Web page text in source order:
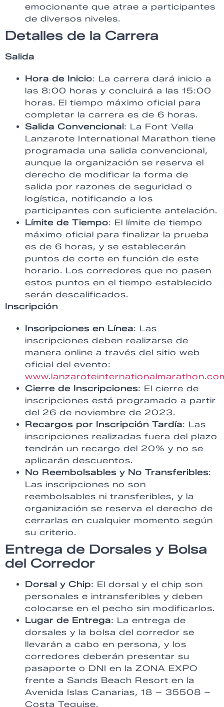
emocionante que atrae a participantes
de diversos niveles.
Detalles de la Carrera
Salida
Hora de Inicio: La carrera dará inicio a
las 8:00 horas y concluirá a las 15:00
horas. El tiempo máximo oficial para
completar la carrera es de 6 horas.
Salida Convencional: La Font Vella
Lanzarote International Marathon tiene
programada una salida convencional,
aunque la organización se reserva el
derecho de modificar la forma de
salida por razones de seguridad o
logística, notificando a los
participantes con suficiente antelación.
Límite de Tiempo: El límite de tiempo
máximo oficial para finalizar la prueba
es de 6 horas, y se establecerán
puntos de corte en función de este
horario. Los corredores que no pasen
estos puntos en el tiempo establecido
serán descalificados.
Inscripción
Inscripciones en Línea: Las
inscripciones deben realizarse de
manera online a través del sitio web
oficial del evento:
Cierre de Inscripciones: El cierre de
inscripciones está programado a partir
del 26 de noviembre de 2023.
Recargos por Inscripción Tardía: Las
inscripciones realizadas fuera del plazo
tendrán un recargo del 20% y no se
aplicarán descuentos.
No Reembolsables y No Transferibles:
Las inscripciones no son
reembolsables ni transferibles, y la
organización se reserva el derecho de
cerrarlas en cualquier momento según
su criterio.
Entrega de Dorsales y Bolsa
del Corredor
Dorsal y Chip: El dorsal y el chip son
personales e intransferibles y deben
colocarse en el pecho sin modificarlos.
Lugar de Entrega: La entrega de
dorsales y la bolsa del corredor se
llevarán a cabo en persona, y los
corredores deberán presentar su
pasaporte o DNI en la ZONA EXPO
frente a Sands Beach Resort en la
Avenida Islas Canarias, 18 – 35508 –
Costa Teguise.